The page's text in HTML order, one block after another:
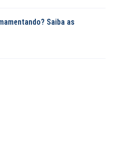
Saiba as